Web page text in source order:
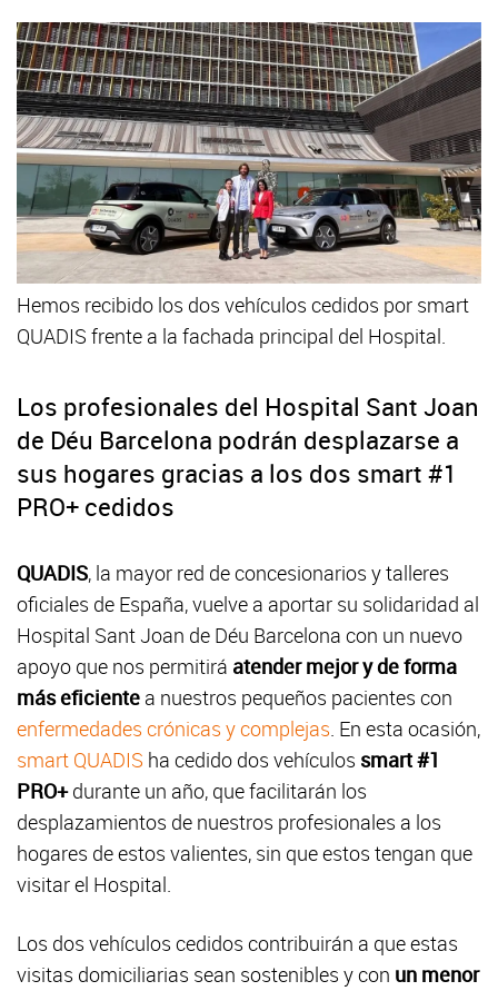
Hemos recibido los dos vehículos cedidos por smart
QUADIS frente a la fachada principal del Hospital.
Los profesionales del Hospital Sant Joan
de Déu Barcelona podrán desplazarse a
sus hogares gracias a los dos smart #1
PRO+ cedidos
QUADIS, la mayor red de concesionarios y talleres
oficiales de España, vuelve a aportar su solidaridad al
Hospital Sant Joan de Déu Barcelona con un nuevo
apoyo que nos permitirá atender mejor y de forma
más eficiente a nuestros pequeños pacientes con
enfermedades crónicas y complejas. En esta ocasión,
smart QUADIS ha cedido dos vehículos smart #1
PRO+durante un año, que facilitarán los
desplazamientos de nuestros profesionales a los
hogares de estos valientes, sin que estos tengan que
visitar el Hospital.
Los dos vehículos cedidos contribuirán a que estas
visitas domiciliarias sean sostenibles y con un menor